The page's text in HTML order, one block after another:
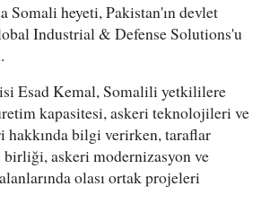
Somali heyeti, Pakistan'ın devlet
Industrial & Defense Solutions'u
Esad Kemal, Somalili yetkililere
kapasitesi, askeri teknolojileri ve
hakkında bilgi verirken, taraflar
birliği, askeri modernizasyon ve
olası ortak projeleri